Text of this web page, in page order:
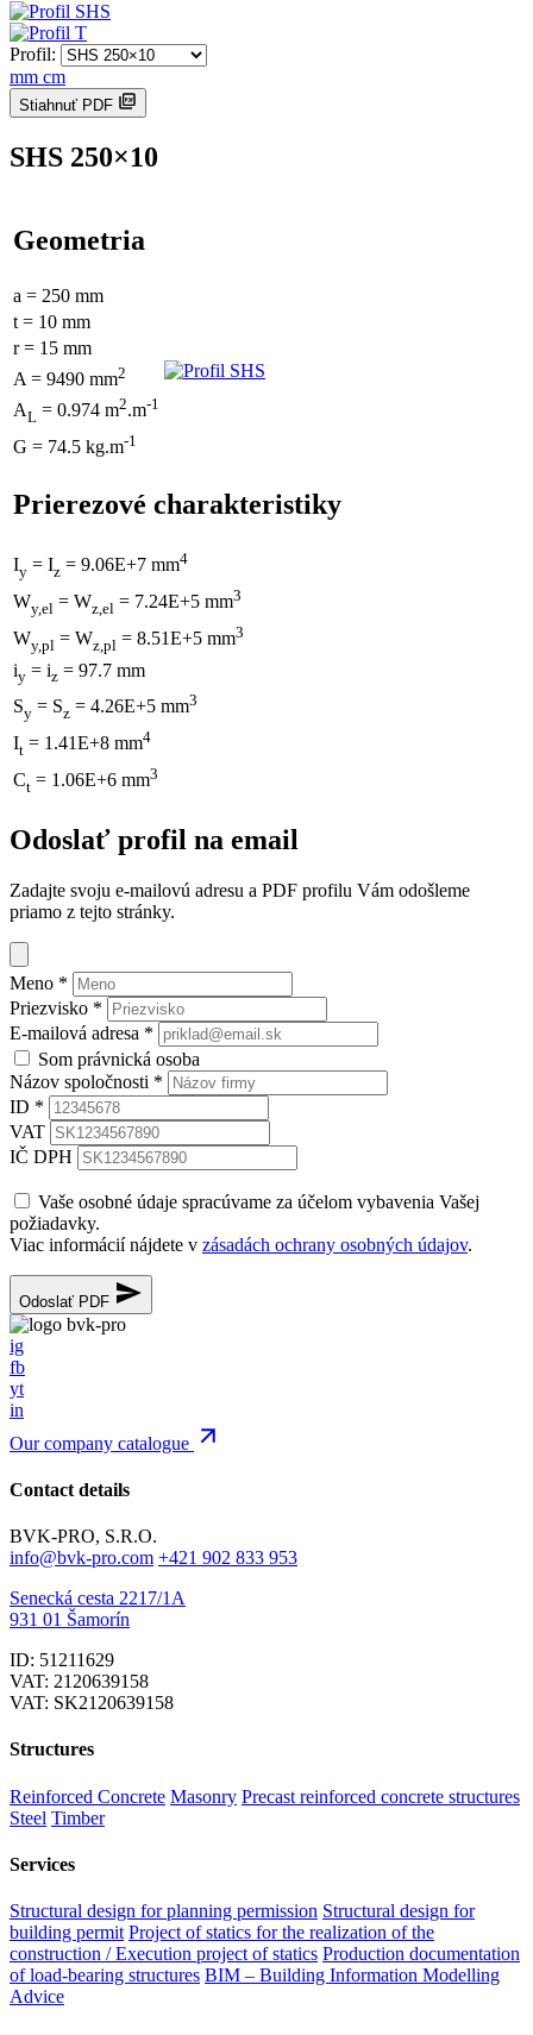
Profil:
mm cm
Stiahnuť PDF
SHS 250×10
Geometria
a = 250 mm
t = 10 mm
r = 15 mm
A = 9490 mm2
AL = 0.974 m2.m-1
G = 74.5 kg.m-1
Prierezové charakteristiky
Iy = Iz = 9.06E+7 mm4
Wy,el = Wz,el = 7.24E+5 mm3
Wy,pl = Wz,pl = 8.51E+5 mm3
iy = iz = 97.7 mm
Sy = Sz = 4.26E+5 mm3
It = 1.41E+8 mm4
Ct = 1.06E+6 mm3
Odoslať profil na email
Zadajte svoju e-mailovú adresu a PDF profilu Vám odošleme
priamo z tejto stránky.
Meno *
Priezvisko *
E-mailová adresa *
Som právnická osoba
Názov spoločnosti *
ID *
VAT
IČ DPH
Vaše osobné údaje spracúvame za účelom vybavenia Vašej
požiadavky.
Viac informácií nájdete v zásadách ochrany osobných údajov.
Odoslať PDF
ig
fb
yt
in
Our company catalogue
Contact details
BVK-PRO, S.R.O.
info@bvk-pro.com +421 902 833 953
Senecká cesta 2217/1A
931 01 Šamorín
ID: 51211629
VAT: 2120639158
VAT: SK2120639158
Structures
Reinforced Concrete Masonry Precast reinforced concrete structures
Steel Timber
Services
Structural design for planning permission Structural design for
building permit Project of statics for the realization of the
construction / Execution project of statics Production documentation
of load-bearing structures BIM – Building Information Modelling
Advice